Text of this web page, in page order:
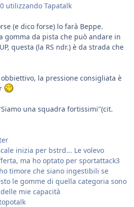
utilizzando Tapatalk
(e dico forse) lo farà Beppe.
gomma da pista che può andare in
questa (la RS ndr.) è da strada che
la pressione consigliata è
una squadra fortissimi"(cit.
inizia per bstrd... Le volevo
ma ho optato per sportattack3
timore che siano ingestibili se
le gomme di quella categoria sono
mie capacità